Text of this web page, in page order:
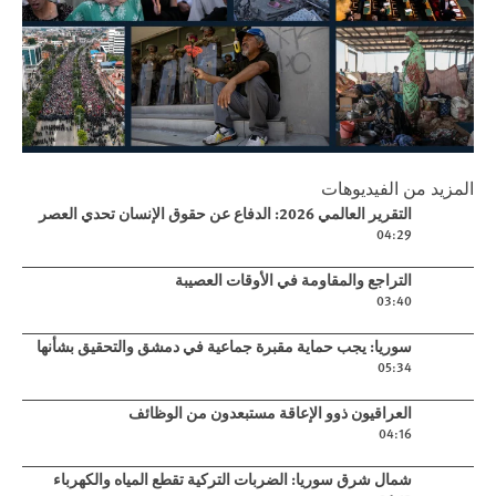
Play
الإنسان تحدي العصر
المزيد من الفيديوهات
Play videoالتقرير العالمي 2026: الدفاع عن حقوق الإنسان تحدي العصر
04:29
Play videoالتراجع والمقاومة في الأوقات العصيبة
03:40
Play videoسوريا: يجب حماية مقبرة جماعية في دمشق والتحقيق بشأنها
05:34
Play videoالعراقيون ذوو الإعاقة مستبعدون من الوظائف
04:16
Play videoشمال شرق سوريا: الضربات التركية تقطع المياه والكهرباء